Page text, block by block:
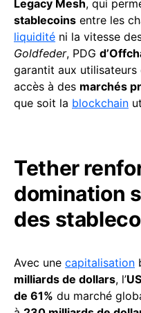
Legacy Mesh, qui
stablecoins entre les
liquidité ni la vitesse
Goldfeder, PDG
garantit aux
accès à des marchés
que soit la blockchain
Tether
domination
des
Avec une capitalisation
milliards de dollars, l’
de 61% du marché